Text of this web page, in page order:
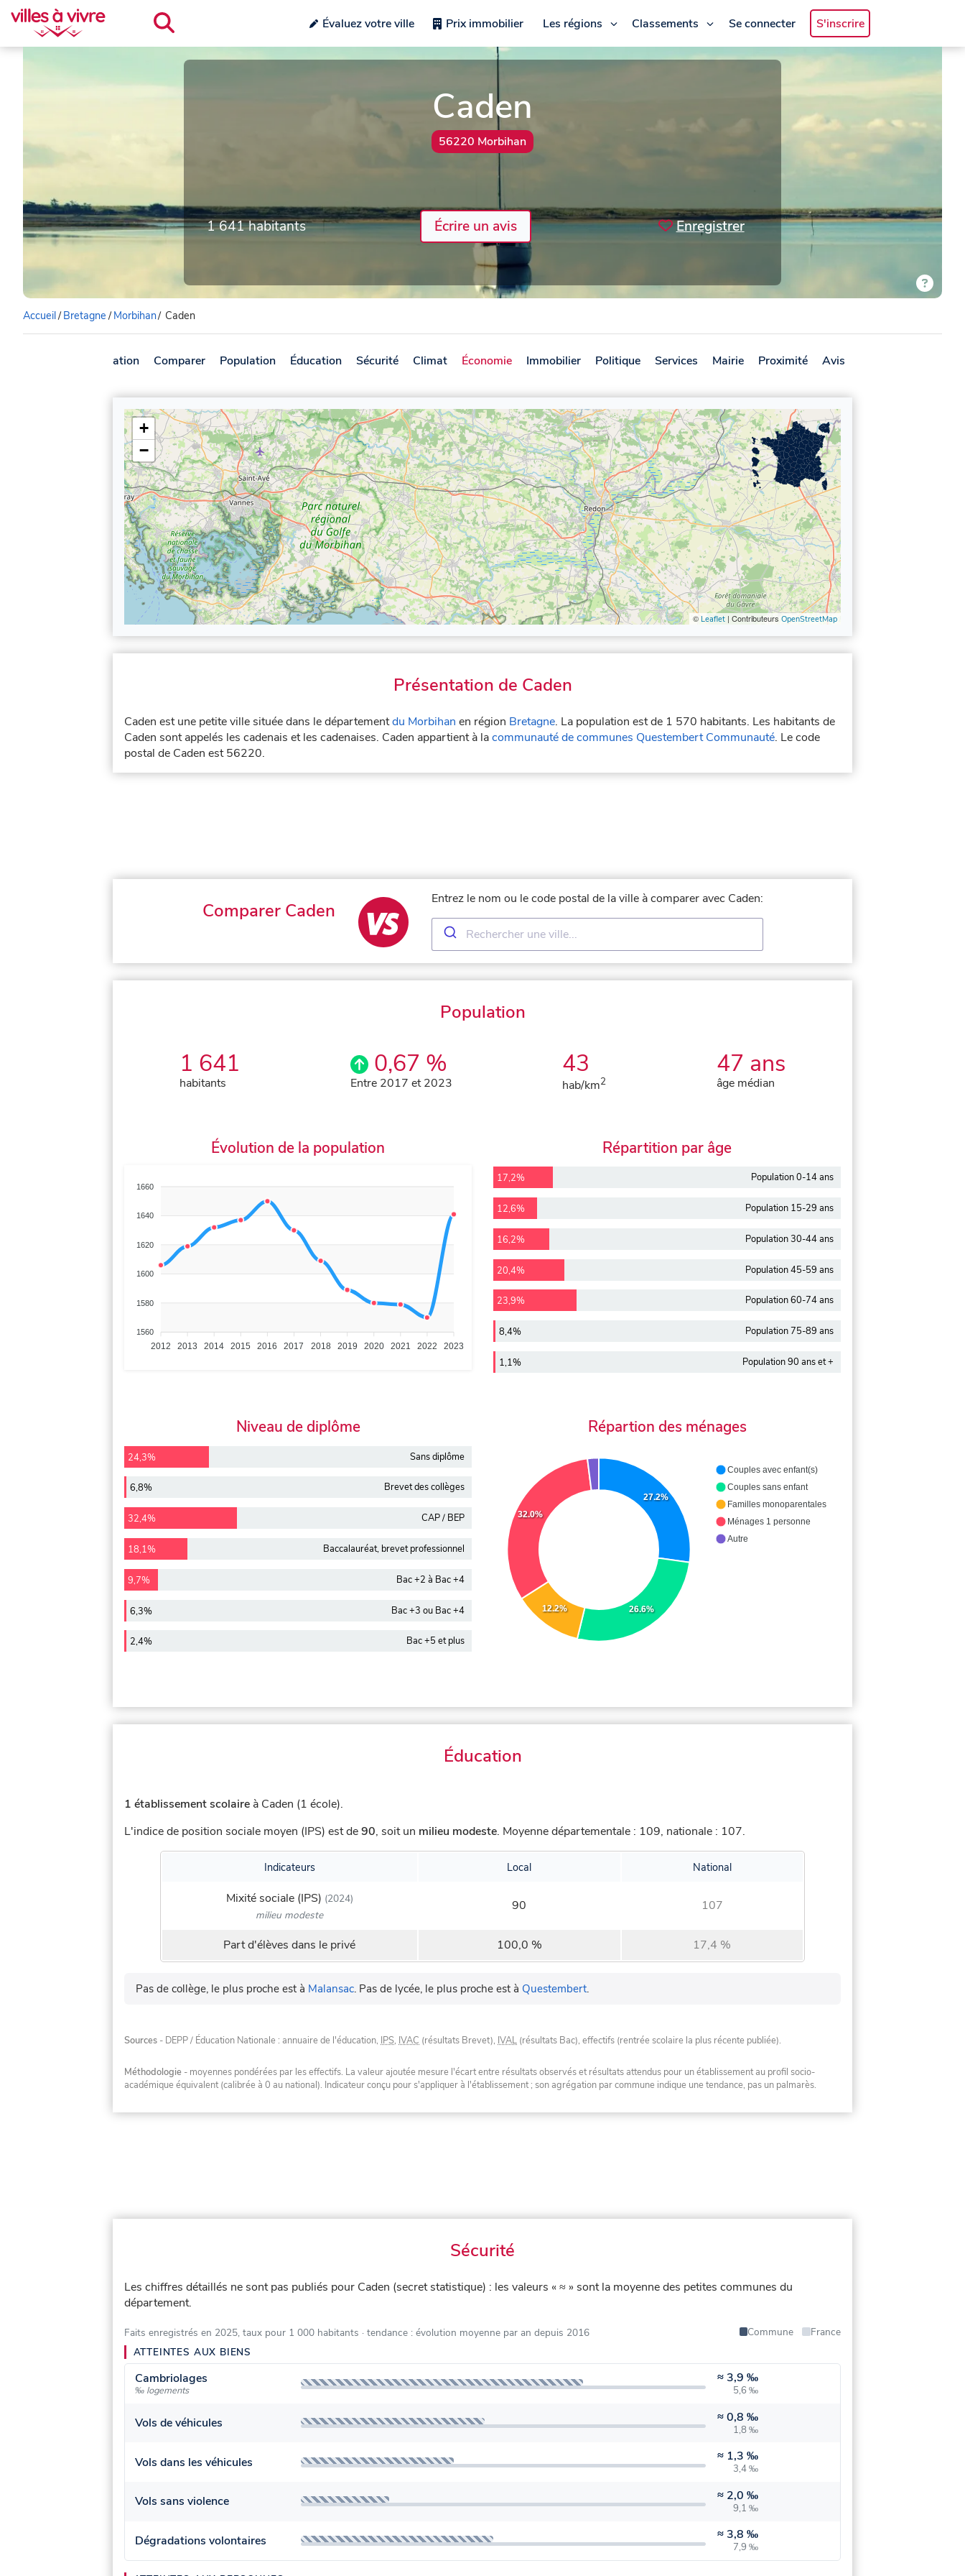
Évaluez votre ville Prix immobilier Les régions Classements Se connecter S'inscrire
Caden
56220 Morbihan
1 641 habitants Écrire un avis Enregistrer
Accueil/ Bretagne/ Morbihan/ Caden
Présentation Comparer Population Éducation Sécurité Climat Économie Immobilier Politique Services Mairie Proximité Avis
+
−
© Leaflet | Contributeurs OpenStreetMap
Présentation de Caden
Caden est une petite ville située dans le départementdu Morbihan en région Bretagne. La population est de 1 570 habitants. Les habitants de
Caden sont appelés les cadenais et les cadenaises. Caden appartient à lacommunauté de communes Questembert Communauté. Le code
postal de Caden est 56220.
Comparer Caden
Entrez le nom ou le code postal de la ville à comparer avec Caden:
Population
1 641
habitants
0,67 %
Entre 2017 et 2023
43
hab/km2
47 ans
âge médian
Évolution de la population
1660
1640
1620
1600
1580
1560
2012 2013 2014 2015 2016 2017 2018 2019 2020 2021 2022 2023
Répartition par âge
17,2% Population 0-14 ans
12,6% Population 15-29 ans
16,2% Population 30-44 ans
20,4% Population 45-59 ans
23,9% Population 60-74 ans
8,4% Population 75-89 ans
1,1% Population 90 ans et +
Niveau de diplôme
24,3% Sans diplôme
6,8% Brevet des collèges
32,4% CAP / BEP
18,1% Baccalauréat, brevet professionnel
9,7% Bac +2 à Bac +4
6,3% Bac +3 ou Bac +4
2,4% Bac +5 et plus
Répartion des ménages
27.2%
26.6%
12.2%
32.0%
Couples avec enfant(s)
Couples sans enfant
Familles monoparentales
Ménages 1 personne
Autre
Éducation
1 établissement scolaire à Caden (1 école).
L'indice de position sociale moyen (IPS) est de90, soit un milieu modeste. Moyenne départementale : 109, nationale : 107.
Indicateurs Local National
Mixité sociale (IPS) (2024)
milieu modeste
90 107
Part d'élèves dans le privé 100,0 % 17,4 %
Pas de collège, le plus proche est à Malansac. Pas de lycée, le plus proche est à Questembert.
Sources - DEPP / Éducation Nationale : annuaire de l'éducation, IPS, IVAC (résultats Brevet), IVAL (résultats Bac), effectifs (rentrée scolaire la plus récente publiée).
Méthodologie - moyennes pondérées par les effectifs. La valeur ajoutée mesure l'écart entre résultats observés et résultats attendus pour un établissement au profil socio-
académique équivalent (calibrée à 0 au national). Indicateur conçu pour s'appliquer à l'établissement ; son agrégation par commune indique une tendance, pas un palmarès.
Sécurité
Les chiffres détaillés ne sont pas publiés pour Caden (secret statistique) : les valeurs « ≈ » sont la moyenne des petites communes du
département.
Faits enregistrés en 2025, taux pour 1 000 habitants · tendance : évolution moyenne par an depuis 2016 Commune
France
ATTEINTES AUX BIENS
Cambriolages
‰ logements
≈ 3,9 ‰
5,6 ‰
Vols de véhicules ≈0,8 ‰
1,8 ‰
Vols dans les véhicules ≈ 1,3 ‰
3,4 ‰
Vols sans violence ≈ 2,0 ‰
9,1 ‰
Dégradations volontaires ≈ 3,8 ‰
7,9 ‰